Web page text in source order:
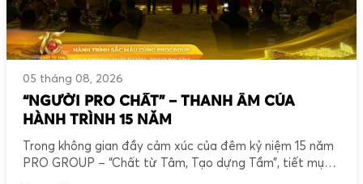
05 tháng 08, 2026
“NGƯỜI PRO CHẤT” – THANH ÂM CỦA
HÀNH TRÌNH 15 NĂM
Trong không gian đầy cảm xúc của đêm kỷ niệm 15 năm
PRO GROUP – “Chất từ Tâm, Tạo dựng Tầm”, tiết mục